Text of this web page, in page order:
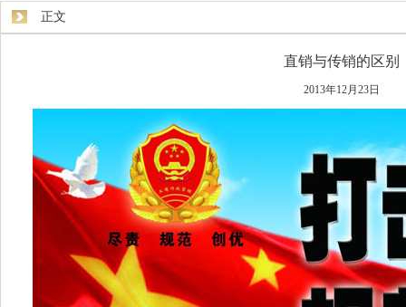
正文
直销与传销的区别
2013年12月23日